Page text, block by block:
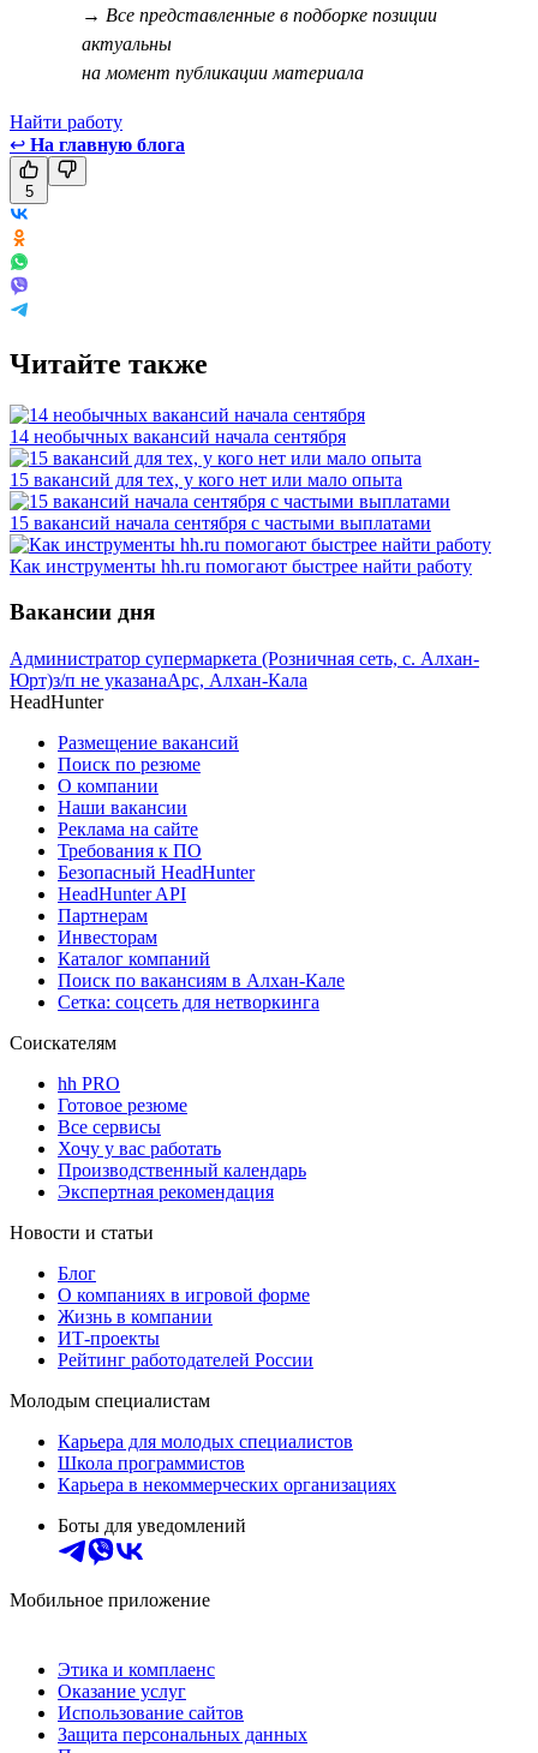
→ Все представленные в подборке позиции
актуальны
на момент публикации материала
Найти работу
↩ На главную блога
5
Читайте также
14 необычных вакансий начала сентября
15 вакансий для тех, у кого нет или мало опыта
15 вакансий начала сентября с частыми выплатами
Как инструменты hh.ru помогают быстрее найти работу
Вакансии дня
Администратор супермаркета (Розничная сеть, с. Алхан-
Юрт)з/п не указанаАрс, Алхан-Кала
HeadHunter
Размещение вакансий
Поиск по резюме
О компании
Наши вакансии
Реклама на сайте
Требования к ПО
Безопасный HeadHunter
HeadHunter API
Партнерам
Инвесторам
Каталог компаний
Поиск по вакансиям в Алхан-Кале
Сетка: соцсеть для нетворкинга
Соискателям
hh PRO
Готовое резюме
Все сервисы
Хочу у вас работать
Производственный календарь
Экспертная рекомендация
Новости и статьи
Блог
О компаниях в игровой форме
Жизнь в компании
ИТ-проекты
Рейтинг работодателей России
Молодым специалистам
Карьера для молодых специалистов
Школа программистов
Карьера в некоммерческих организациях
Боты для уведомлений
Мобильное приложение
Этика и комплаенс
Оказание услуг
Использование сайтов
Защита персональных данных